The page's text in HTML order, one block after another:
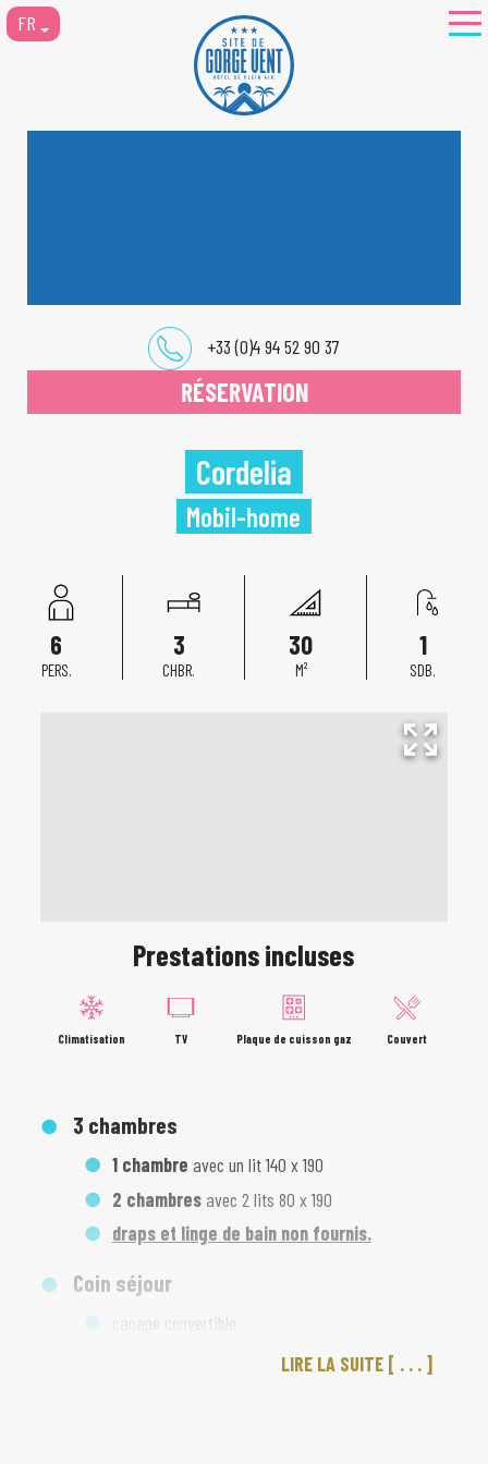
FR
+33 (0)4 94 52 90 37
RÉSERVATION
Cordelia
Mobil-home
6
PERS.
3
CHBR.
30
M²
1
SDB.
Prestations incluses
Climatisation TV Plaque de cuisson gaz Couvert
3 chambres
1 chambre avec un lit 140 x 190
2 chambres avec 2 lits 80 x 190
draps et linge de bain non fournis.
Coin séjour
canapé convertible
LIRE LA SUITE